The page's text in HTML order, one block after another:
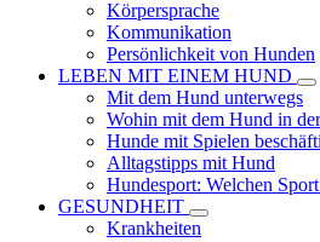
Körpersprache
Kommunikation
Persönlichkeit von Hunden
LEBEN MIT EINEM HUND
Mit dem Hund unterwegs
Wohin mit dem Hund in
Hunde mit Spielen
Alltagstipps mit Hund
Hundesport: Welchen
GESUNDHEIT
Krankheiten